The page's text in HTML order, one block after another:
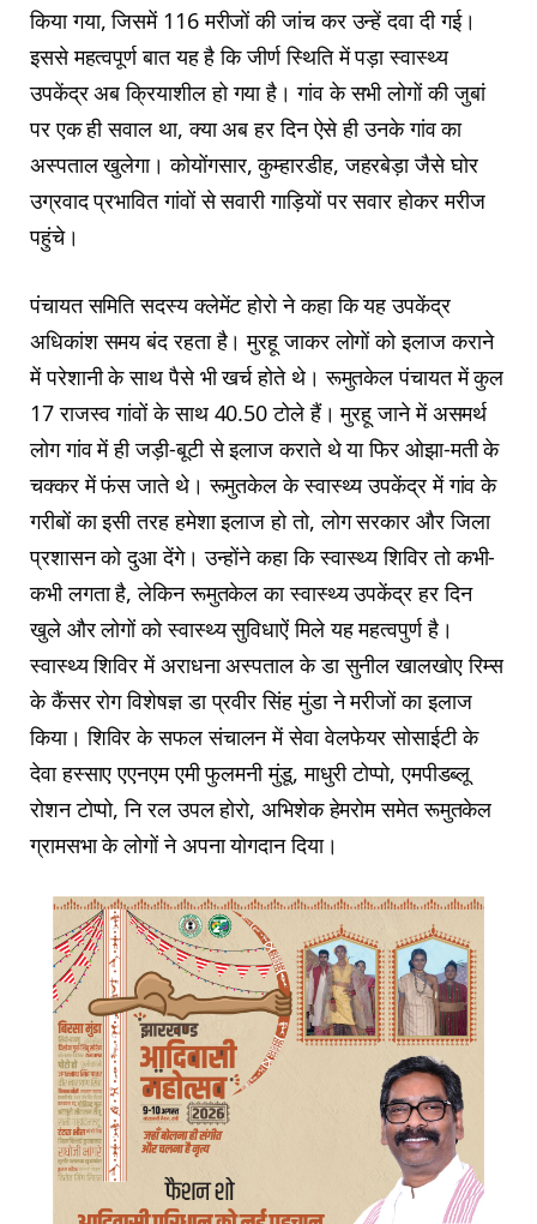
किया गया, जिसमें 116 मरीजों की जांच कर उन्हें दवा दी गई।
इससे महत्वपूर्ण बात यह है कि जीर्ण स्थिति में पड़ा स्वास्थ्य
उपकेंद्र अब क्रियाशील हो गया है। गांव के सभी लोगों की जुबां
पर एक ही सवाल था, क्या अब हर दिन ऐसे ही उनके गांव का
अस्पताल खुलेगा। कोयोंगसार, कुम्हारडीह, जहरबेड़ा जैसे घोर
उग्रवाद प्रभावित गांवों से सवारी गाड़ियों पर सवार होकर मरीज
पहुंचे।
पंचायत समिति सदस्य क्लेमेंट होरो ने कहा कि यह उपकेंद्र
अधिकांश समय बंद रहता है। मुरहू जाकर लोगों को इलाज कराने
में परेशानी के साथ पैसे भी खर्च होते थे। रूमुतकेल पंचायत में कुल
17 राजस्व गांवों के साथ 40.50 टोले हैं। मुरहू जाने में असमर्थ
लोग गांव में ही जड़ी-बूटी से इलाज कराते थे या फिर ओझा-मती के
चक्कर में फंस जाते थे। रूमुतकेल के स्वास्थ्य उपकेंद्र में गांव के
गरीबों का इसी तरह हमेशा इलाज हो तो, लोग सरकार और जिला
प्रशासन को दुआ देंगे। उन्होंने कहा कि स्वास्थ्य शिविर तो कभी-
कभी लगता है, लेकिन रूमुतकेल का स्वास्थ्य उपकेंद्र हर दिन
खुले और लोगों को स्वास्थ्य सुविधाऐं मिले यह महत्वपुर्ण है।
स्वास्थ्य शिविर में अराधना अस्पताल के डा सुनील खालखोए रिम्स
के कैंसर रोग विशेषज्ञ डा प्रवीर सिंह मुंडा ने मरीजों का इलाज
किया। शिविर के सफल संचालन में सेवा वेलफेयर सोसाईटी के
देवा हस्साए एएनएम एमी फुलमनी मुंडू, माधुरी टोप्पो, एमपीडब्लू
रोशन टोप्पो, नि रल उपल होरो, अभिशेक हेमरोम समेत रूमुतकेल
ग्रामसभा के लोगों ने अपना योगदान दिया।